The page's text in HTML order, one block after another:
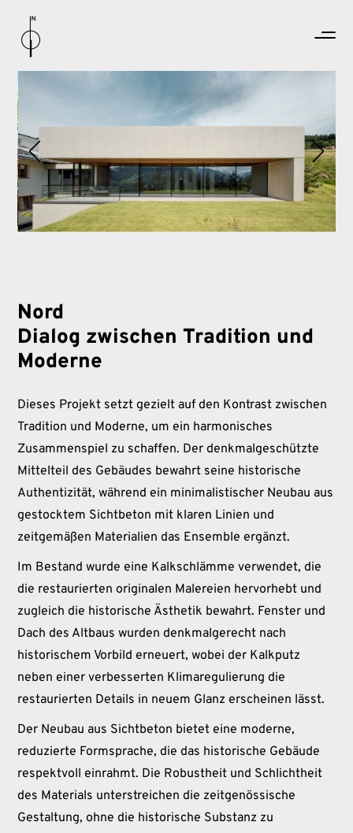
Nord
Dialog zwischen Tradition und
Moderne
Dieses Projekt setzt gezielt auf den Kontrast zwischen
Tradition und Moderne, um ein harmonisches
Zusammenspiel zu schaffen. Der denkmalgeschützte
Mittelteil des Gebäudes bewahrt seine historische
Authentizität, während ein minimalistischer Neubau aus
gestocktem Sichtbeton mit klaren Linien und
zeitgemäßen Materialien das Ensemble ergänzt.
Im Bestand wurde eine Kalkschlämme verwendet, die
die restaurierten originalen Malereien hervorhebt und
zugleich die historische Ästhetik bewahrt. Fenster und
Dach des Altbaus wurden denkmalgerecht nach
historischem Vorbild erneuert, wobei der Kalkputz
neben einer verbesserten Klimaregulierung die
restaurierten Details in neuem Glanz erscheinen lässt.
Der Neubau aus Sichtbeton bietet eine moderne,
reduzierte Formsprache, die das historische Gebäude
respektvoll einrahmt. Die Robustheit und Schlichtheit
des Materials unterstreichen die zeitgenössische
Gestaltung, ohne die historische Substanz zu